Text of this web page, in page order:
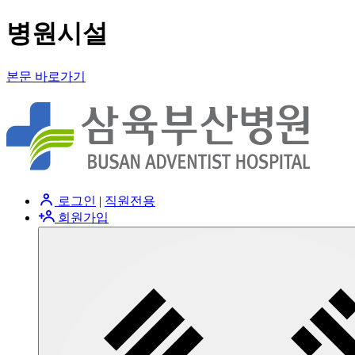
병원시설
본문 바로가기
로그인 | 직원전용
회원가입